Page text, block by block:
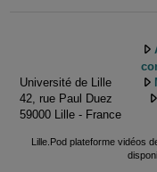
Université de Lille
42, rue Paul Duez
59000 Lille - France
Lille.Pod plateforme vidéos